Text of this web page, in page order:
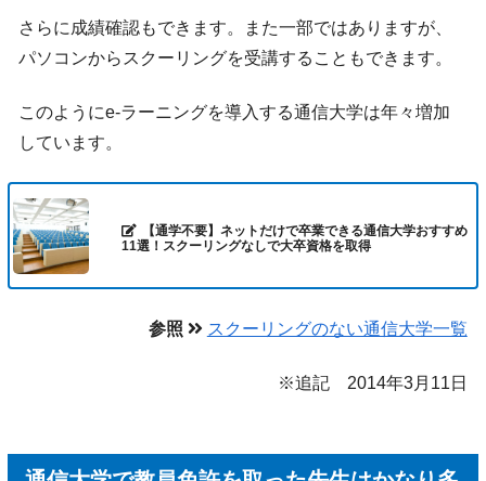
さらに成績確認もできます。また一部ではありますが、
パソコンからスクーリングを受講することもできます。
このようにe-ラーニングを導入する通信大学は年々増加
しています。
【通学不要】ネットだけで卒業できる通信大学おすすめ
11選！スクーリングなしで大卒資格を取得
参照 スクーリングのない通信大学一覧
※追記 2014年3月11日